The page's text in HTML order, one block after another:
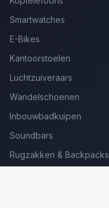
Smartwatches
E-Bikes
Kantoorstoelen
Luchtzuiveraars
Wandelschoenen
Inbouwbadkuipen
Soundbars
Rugzakken & Backpacks